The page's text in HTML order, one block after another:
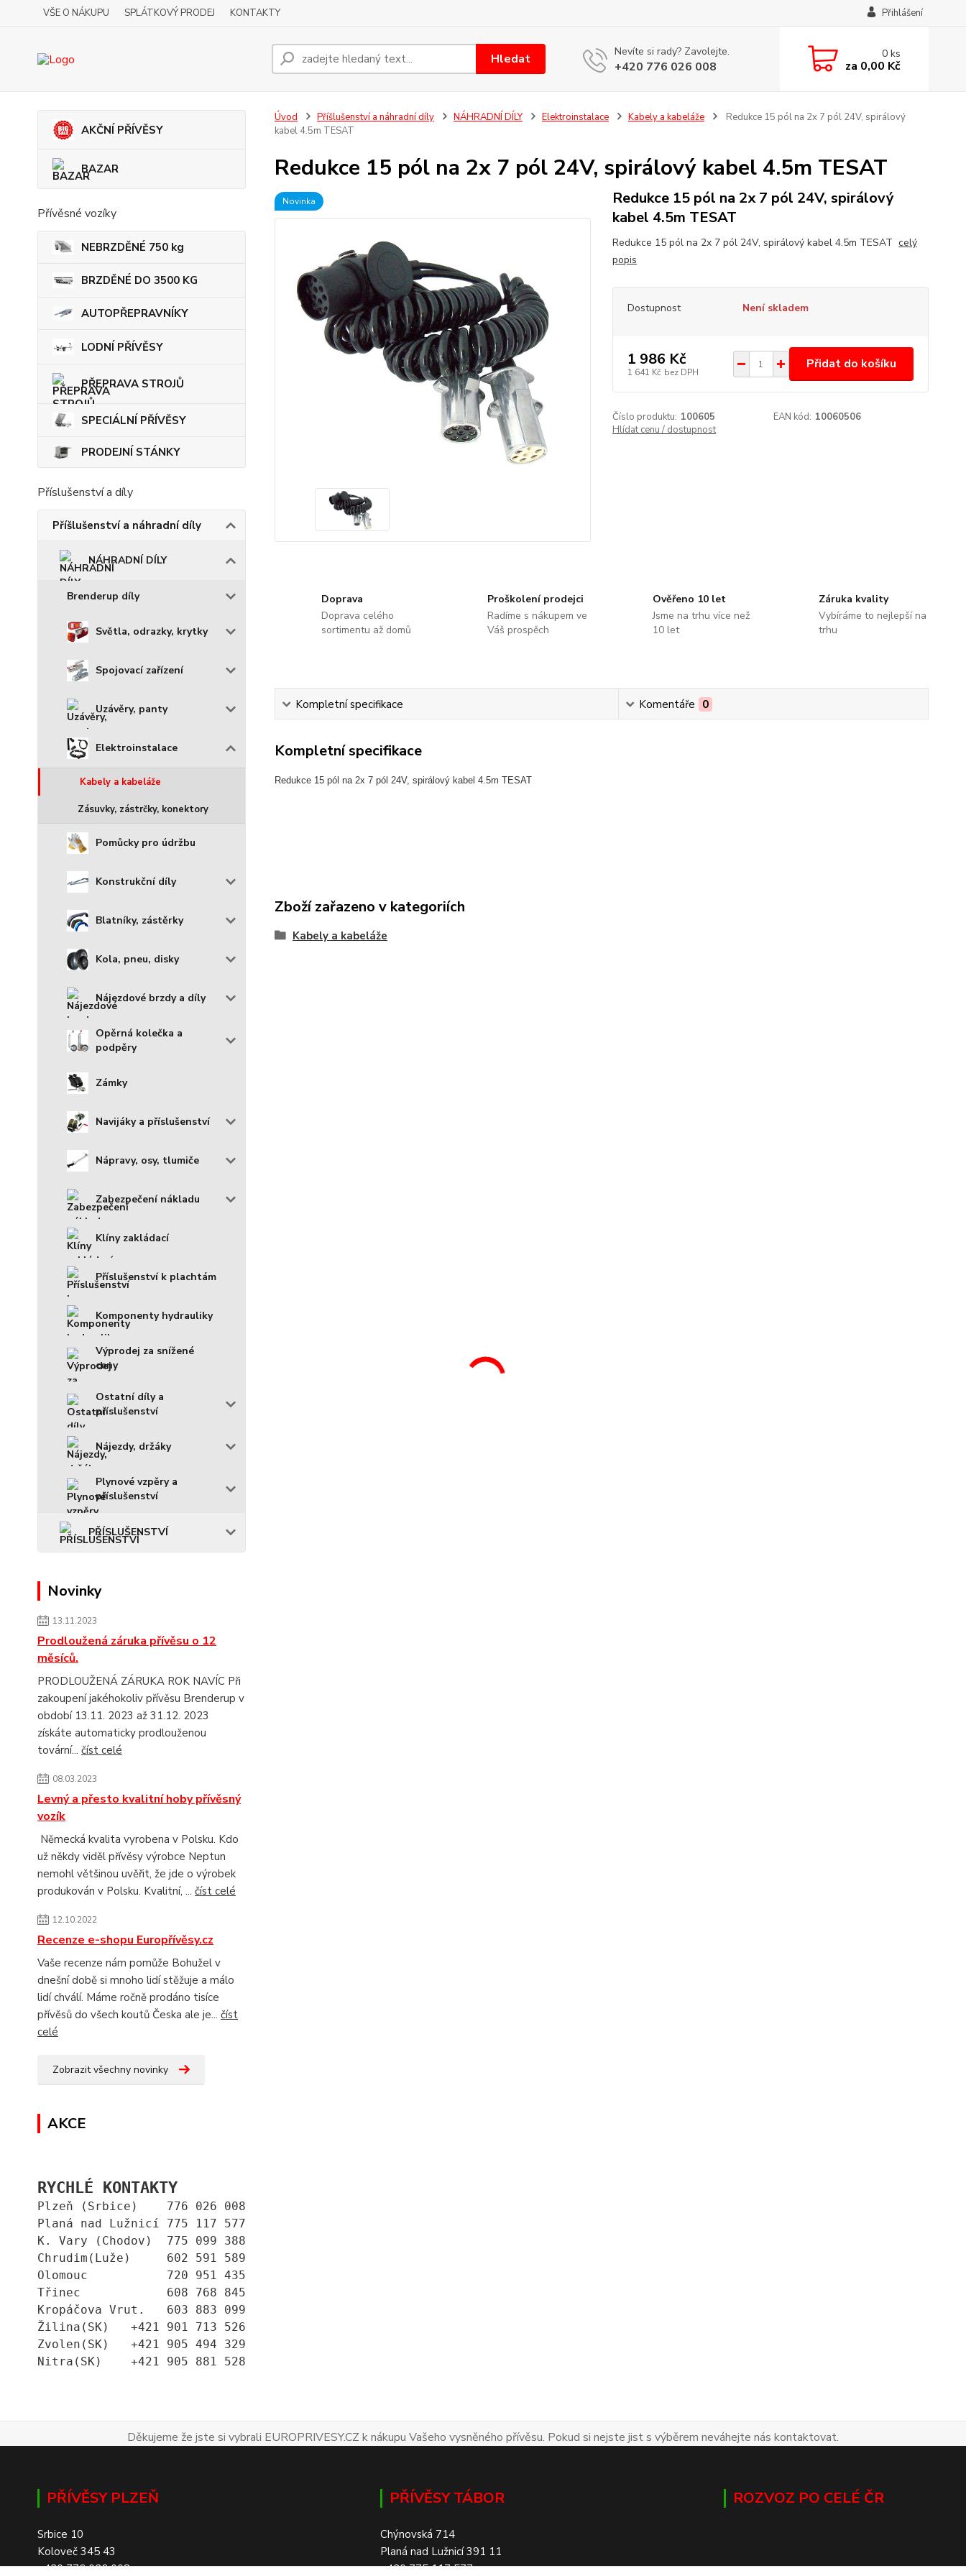
VŠE O NÁKUPU SPLÁTKOVÝ PRODEJ KONTAKTY Přihlášení
Hledat Nevíte si rady? Zavolejte.
+420 776 026 008
0ks
za 0,00 Kč
AKČNÍ PŘÍVĚSY
BAZAR
Přívěsné vozíky
NEBRZDĚNÉ 750 kg
BRZDĚNÉ DO 3500 KG
AUTOPŘEPRAVNÍKY
LODNÍ PŘÍVĚSY
PŘEPRAVA STROJŮ
SPECIÁLNÍ PŘÍVĚSY
PRODEJNÍ STÁNKY
Příslušenství a díly
Příšlušenství a náhradní díly
NÁHRADNÍ DÍLY
Brenderup díly
Světla, odrazky, krytky
Spojovací zařízení
Uzávěry, panty
Elektroinstalace
Kabely a kabeláže
Zásuvky, zástrčky, konektory
Pomůcky pro údržbu
Konstrukční díly
Blatníky, zástěrky
Kola, pneu, disky
Nájezdové brzdy a díly
Opěrná kolečka a
podpěry
Zámky
Navijáky a příslušenství
Nápravy, osy, tlumiče
Zabezpečení nákladu
Klíny zakládací
Příslušenství k plachtám
Komponenty hydrauliky
Výprodej za snížené
ceny
Ostatní díly a
příslušenství
Nájezdy, držáky
Plynové vzpěry a
příslušenství
PŘÍSLUŠENSTVÍ
Novinky
13.11.2023
Prodloužená záruka přívěsu o 12
měsíců.
PRODLOUŽENÁ ZÁRUKA ROK NAVÍC Při
zakoupení jakéhokoliv přívěsu Brenderup v
období 13.11. 2023 až 31.12. 2023
získáte automaticky prodlouženou
tovární... číst celé
08.03.2023
Levný a přesto kvalitní hoby přívěsný
vozík
Německá kvalita vyrobena v Polsku. Kdo
už někdy viděl přívěsy výrobce Neptun
nemohl většinou uvěřit, že jde o výrobek
produkován v Polsku. Kvalitní, ... číst celé
12.10.2022
Recenze e-shopu Europřívěsy.cz
Vaše recenze nám pomůže Bohužel v
dnešní době si mnoho lidí stěžuje a málo
lidí chválí. Máme ročně prodáno tisíce
přívěsů do všech koutů Česka ale je... číst
celé
Zobrazit všechny novinky
AKCE
RYCHLÉ KONTAKTY
Plzeň (Srbice)    776 026 008
Planá nad Lužnicí 775 117 577
K. Vary (Chodov)  775 099 388
Chrudim(Luže)     602 591 589
Olomouc           720 951 435
Třinec            608 768 845
Kropáčova Vrut.   603 883 099
Žilina(SK)   +421 901 713 526
Zvolen(SK)   +421 905 494 329
Nitra(SK)    +421 905 881 528
Úvod Příšlušenství a náhradní díly NÁHRADNÍ DÍLY Elektroinstalace Kabely a kabeláže
Redukce 15 pól na 2x 7 pól 24V, spirálový
kabel 4.5m TESAT
Redukce 15 pól na 2x 7 pól 24V, spirálový kabel 4.5m TESAT
Novinka
Redukce 15 pól na 2x 7 pól 24V, spirálový
kabel 4.5m TESAT
Redukce 15 pól na 2x 7 pól 24V, spirálový kabel 4.5m TESAT celý
popis
Dostupnost Není skladem
1 986 Kč
1 641 Kč bez DPH
Přidat do košíku
Číslo produktu: 100605 EAN kód: 10060506
Hlídat cenu / dostupnost
Doprava
Doprava celého
sortimentu až domů
Proškolení prodejci
Radíme s nákupem ve
Váš prospěch
Ověřeno 10 let
Jsme na trhu více než
10 let
Záruka kvality
Vybíráme to nejlepší na
trhu
Kompletní specifikace Komentáře 0
Kompletní specifikace
Redukce 15 pól na 2x 7 pól 24V, spirálový kabel 4.5m TESAT
Zboží zařazeno v kategoriích
Kabely a kabeláže
Děkujeme že jste si vybrali EUROPRIVESY.CZ k nákupu Vašeho vysněného přívěsu. Pokud si nejste jist s výběrem neváhejte nás kontaktovat.
PŘÍVĚSY PLZEŇ
Srbice 10
Koloveč 345 43
+420 776 026 008
PŘÍVĚSY TÁBOR
Chýnovská 714
Planá nad Lužnicí 391 11
+420 775 117 577
ROZVOZ PO CELÉ ČR